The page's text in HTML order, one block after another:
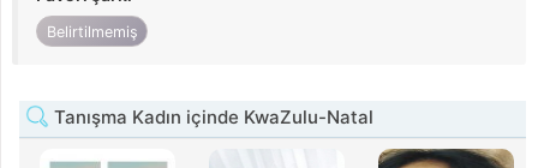
Belirtilmemiş
Tanışma Kadın içinde KwaZulu-Natal